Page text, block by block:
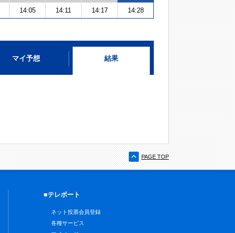
14:05 14:11 14:17 14:28
マイ予想 結果
PAGE TOP
■テレボート
ネット投票会員登録
各種サービス